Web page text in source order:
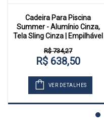
Cadeira Para Piscina
Summer - Alumínio Cinza,
Tela Sling Cinza | Empilhável
R$ 734,27
R$ 638,50
VER DETALHES